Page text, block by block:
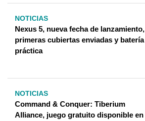
NOTICIAS
Nexus 5, nueva fecha de lanzamiento,
primeras cubiertas enviadas y batería
práctica
NOTICIAS
Command & Conquer: Tiberium
Alliance, juego gratuito disponible en